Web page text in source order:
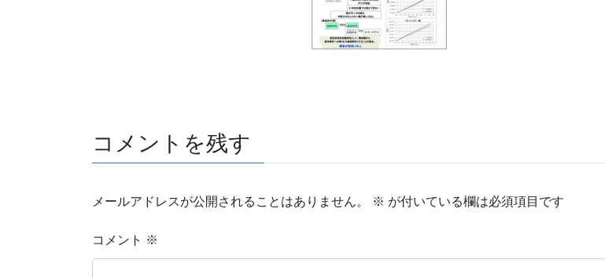
コメントを残す
メールアドレスが公開されることはありません。 ※ が付いている欄は必須項目です
コメント ※